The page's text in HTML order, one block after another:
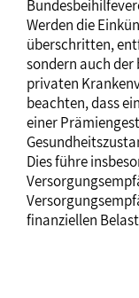
Werden die
überschritten,
sondern auch
privaten
beachten, dass
einer
Dies führe
finanziellen